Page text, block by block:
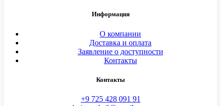
Информация
О компании
Доставка и оплата
Заявление о доступности
Контакты
Контакты
+9 725 428 091 91